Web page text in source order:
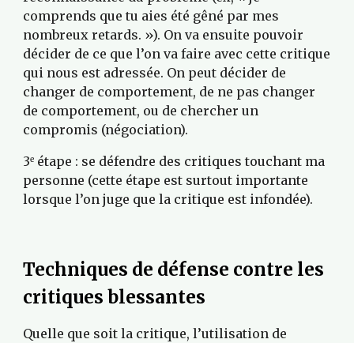
comprends que tu aies été gêné par mes
nombreux retards. »). On va ensuite pouvoir
décider de ce que l’on va faire avec cette critique
qui nous est adressée. On peut décider de
changer de comportement, de ne pas changer
de comportement, ou de chercher un
compromis (négociation).
3e étape : se défendre des critiques touchant ma
personne (cette étape est surtout importante
lorsque l’on juge que la critique est infondée).
Techniques de défense contre les
critiques blessantes
Quelle que soit la critique, l’utilisation de